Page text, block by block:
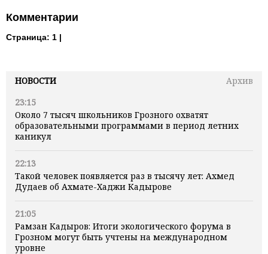
НОВОСТИ
Архив
23:15
Около 7 тысяч школьников Грозного охватят
образовательными программами в период летних
каникул
22:13
Такой человек появляется раз в тысячу лет: Ахмед
Дудаев об Ахмате-Хаджи Кадырове
21:05
Рамзан Кадыров: Итоги экологического форума в
Грозном могут быть учтены на международном
уровне
Комментарии
Страница: 1 |